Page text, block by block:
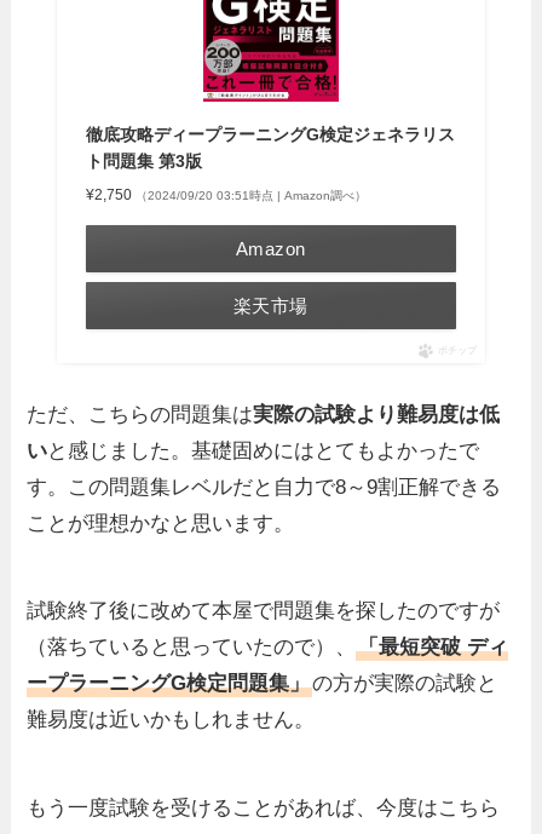
徹底攻略ディープラーニングG検定ジェネラリス
ト問題集 第3版
¥2,750 （2024/09/20 03:51時点 | Amazon調べ）
Amazon
楽天市場
ポチップ
ただ、こちらの問題集は実際の試験より難易度は低
いと感じました。基礎固めにはとてもよかったで
す。この問題集レベルだと自力で8～9割正解できる
ことが理想かなと思います。
試験終了後に改めて本屋で問題集を探したのですが
（落ちていると思っていたので）、「最短突破 ディ
ープラーニングG検定問題集」の方が実際の試験と
難易度は近いかもしれません。
もう一度試験を受けることがあれば、今度はこちら